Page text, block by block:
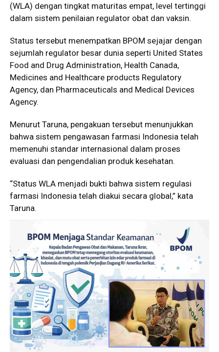
(WLA) dengan tingkat maturitas empat, level tertinggi
dalam sistem penilaian regulator obat dan vaksin.
Status tersebut menempatkan BPOM sejajar dengan
sejumlah regulator besar dunia seperti United States
Food and Drug Administration, Health Canada,
Medicines and Healthcare products Regulatory
Agency, dan Pharmaceuticals and Medical Devices
Agency.
Menurut Taruna, pengakuan tersebut menunjukkan
bahwa sistem pengawasan farmasi Indonesia telah
memenuhi standar internasional dalam proses
evaluasi dan pengendalian produk kesehatan.
“Status WLA menjadi bukti bahwa sistem regulasi
farmasi Indonesia telah diakui secara global,” kata
Taruna.